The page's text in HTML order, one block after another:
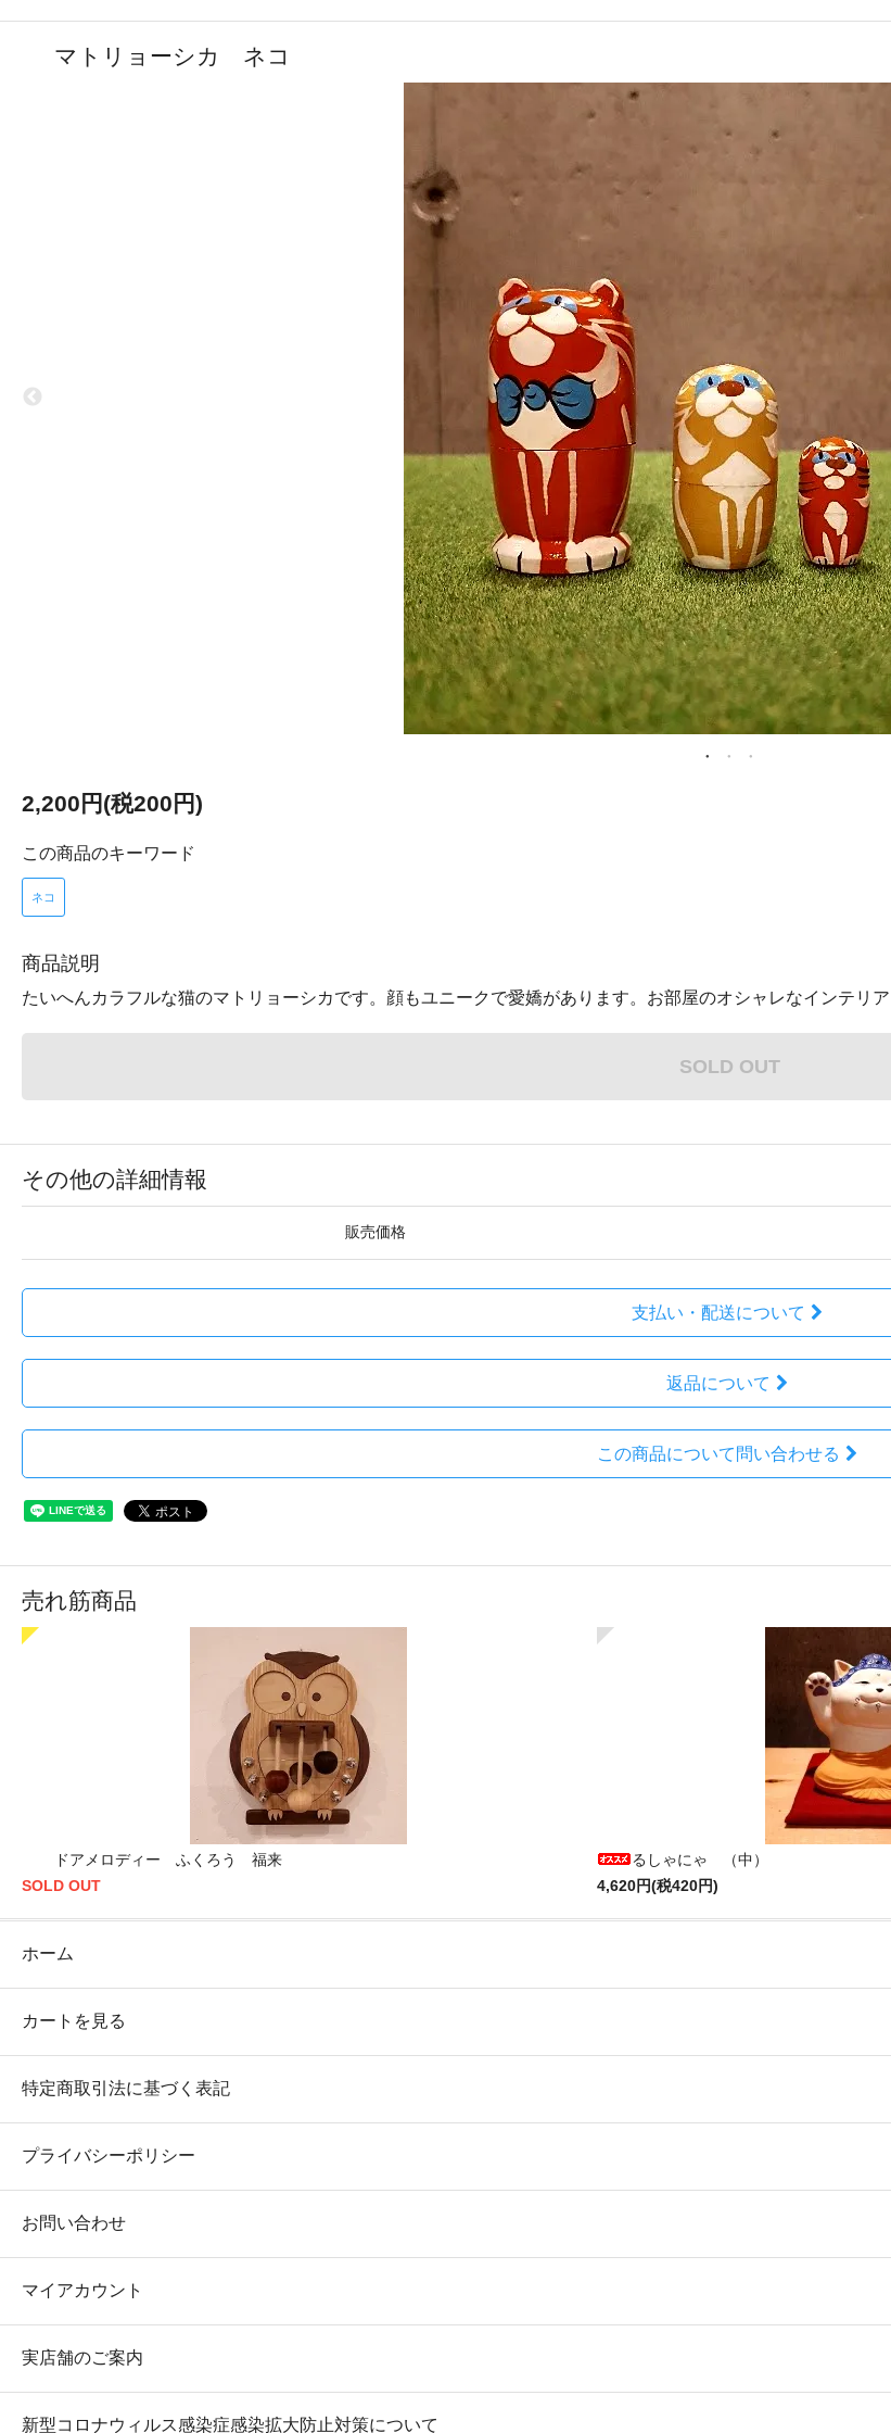
マトリョーシカ ネコ
2,200円(税200円)
この商品のキーワード
ネコ
商品説明
たいへんカラフルな猫のマトリョーシカです。顔もユニークで愛嬌があります。お部屋のオシャレなインテリ
SOLD OUT
その他の詳細情報
販売価格
支払い・配送について
返品について
この商品について問い合わせる
売れ筋商品
ドアメロディー ふくろう 福来
SOLD OUT
るしゃにゃ （中）
4,620円(税420円)
ホーム
カートを見る
特定商取引法に基づく表記
プライバシーポリシー
お問い合わせ
マイアカウント
実店舗のご案内
新型コロナウィルス感染症感染拡大防止対策について